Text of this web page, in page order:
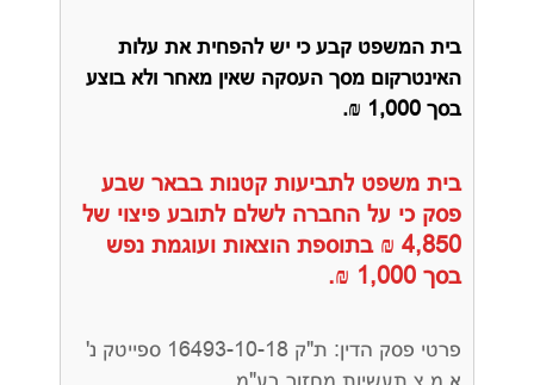
בית המשפט קבע כי יש להפחית את עלות
האינטרקום מסך העסקה שאין מאחר ולא בוצע
בסך 1,000 ₪.
בית משפט לתביעות קטנות בבאר שבע
פסק כי על החברה לשלם לתובע פיצוי של
4,850 ₪ בתוספת הוצאות ועוגמת נפש
בסך 1,000 ₪.
פרטי פסק הדין: ת"ק 16493-10-18 ספייטק נ'